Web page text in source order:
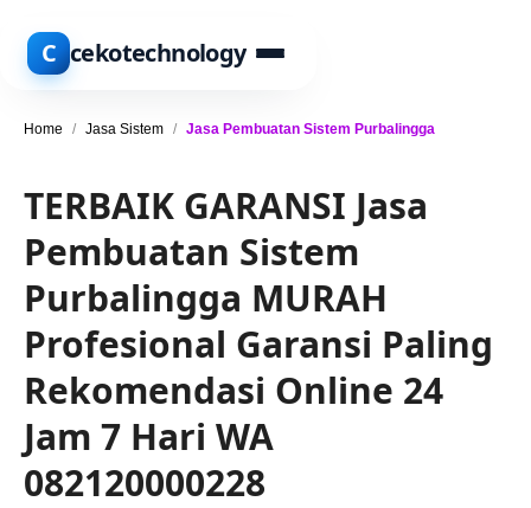
C cekotechnology
Home / Jasa Sistem / Jasa Pembuatan Sistem Purbalingga
TERBAIK GARANSI Jasa
Pembuatan Sistem
Purbalingga MURAH
Profesional Garansi Paling
Rekomendasi Online 24
Jam 7 Hari WA
082120000228